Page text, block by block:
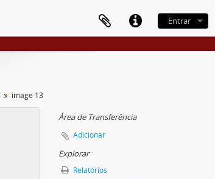
Entrar
image 13
Área de Transferência
Adicionar
Explorar
Relatórios